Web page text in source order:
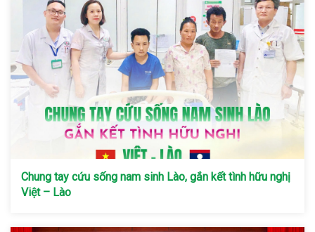
Chung tay cứu sống nam sinh Lào, gắn kết tình hữu nghị
Việt – Lào